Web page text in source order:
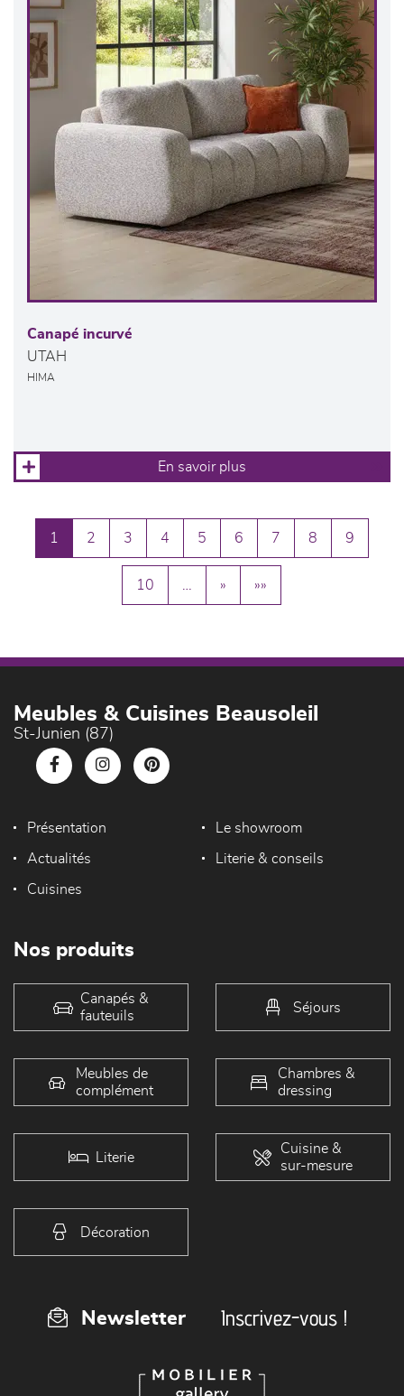
Canapé incurvé
UTAH
HIMA
En savoir plus
1 2 3 4 5 6 7 8 9
10 » »»
Meubles & Cuisines Beausoleil
St-Junien (87)
Présentation Le showroom
Actualités Literie & conseils
Cuisines
Nos produits
Canapés &
fauteuils
Séjours
Meubles de
complément
Chambres &
dressing
Literie
Cuisine &
sur-mesure
Décoration
Newsletter Inscrivez-vous !